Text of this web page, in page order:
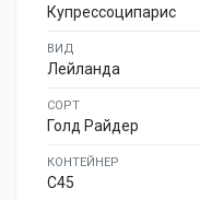
Купрессоципарис
ВИД
Лейланда
СОРТ
Голд Райдер
КОНТЕЙНЕР
C45